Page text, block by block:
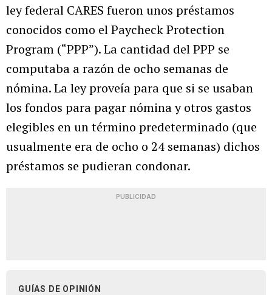
ley federal CARES fueron unos préstamos
conocidos como el Paycheck Protection
Program (“PPP”). La cantidad del PPP se
computaba a razón de ocho semanas de
nómina. La ley proveía para que si se usaban
los fondos para pagar nómina y otros gastos
elegibles en un término predeterminado (que
usualmente era de ocho o 24 semanas) dichos
préstamos se pudieran condonar.
PUBLICIDAD
GUÍAS DE OPINIÓN